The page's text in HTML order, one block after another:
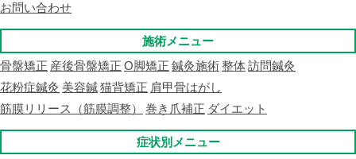
お問い合わせ
施術メニュー
骨盤矯正 産後骨盤矯正 O脚矯正 鍼灸施術整体訪問鍼灸
花粉症鍼灸 美容鍼猫背矯正 肩甲骨はがし
筋膜リリース（筋膜調整）
巻き爪補正 ダイエット
症状別メニュー